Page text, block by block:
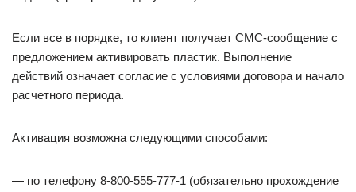
Если все в порядке, то клиент получает СМС-сообщение с
предложением активировать пластик. Выполнение
действий означает согласие с условиями договора и начало
расчетного периода.
Активация возможна следующими способами:
— по телефону 8-800-555-777-1 (обязательно прохождение